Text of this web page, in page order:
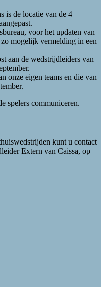
is de locatie van de 4
voor het updaten van
mogelijk vermelding in een
aan de wedstrijdleiders van
onze eigen teams en die van
spelers communiceren.
kunt u contact
Extern van Caissa, op